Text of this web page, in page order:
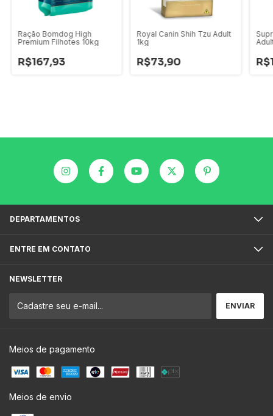
Ração Bomdog High
Premium Filhotes 10kg
R$167,93
Royal Canin Shih Tzu Adult
1kg
R$73,90
DEPARTAMENTOS
ENTRE EM CONTATO
NEWSLETTER
Meios de pagamento
Meios de envio